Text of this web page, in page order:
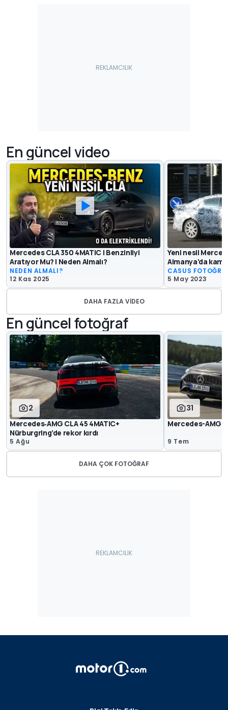
En güncel video
Mercedes CLA 350 4MATIC | Benzinliyi
Aratıyor Mu? | Neden Almalı?
NEDEN ALMALI?
12 Kas 2025
Yeni nesil
Almanya'da
CASUS
5 May 2023
DAHA FAZLA VIDEO
En güncel fotoğraf
2
Mercedes‑AMG CLA 45 4MATIC+
Nürburgring’de rekor kırdı
5 Ağu
31
Mercedes-AMG
9 Tem
DAHA ÇOK FOTOĞRAF